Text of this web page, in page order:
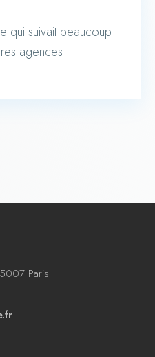
qui suivait beaucoup
agences !
Paris